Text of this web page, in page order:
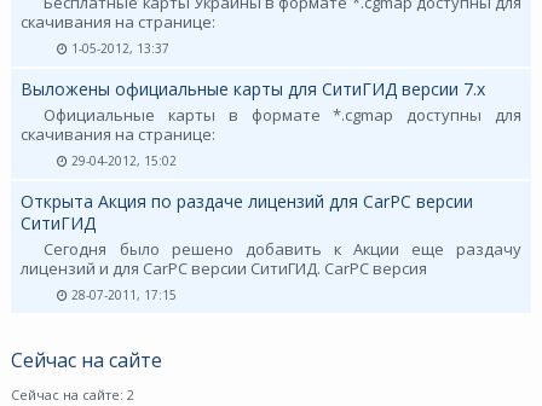
скачивания на странице:
1-05-2012, 13:37
Выложены официальные карты для СитиГИД версии 7.х
Официальные карты в формате *.cgmap доступны для
скачивания на странице:
29-04-2012, 15:02
Открыта Акция по раздаче лицензий для CarPC версии
СитиГИД
Сегодня было решено добавить к Акции еще раздачу
лицензий и для CarPC версии СитиГИД. CarPC версия
28-07-2011, 17:15
Сейчас на сайте
Сейчас на сайте: 2